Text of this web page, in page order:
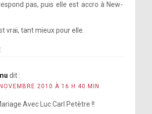
pas, puis elle est accro à New-
vrai, tant mieux pour elle.
dit :
2010 À 16 H 40 MIN
Avec Luc Carl Petètre !!